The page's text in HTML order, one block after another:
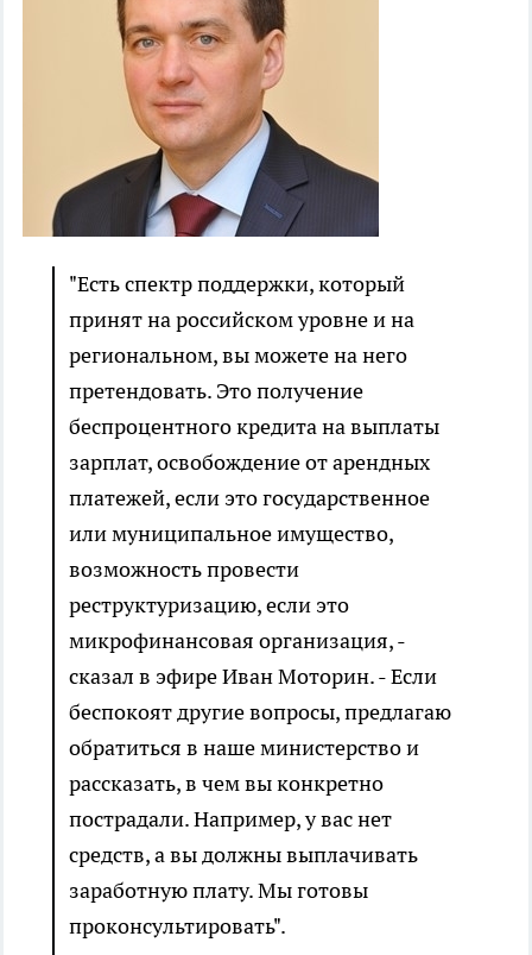
"Есть спектр поддержки, который
принят на российском уровне и на
региональном, вы можете на него
претендовать. Это получение
беспроцентного кредита на выплаты
зарплат, освобождение от арендных
платежей, если это государственное
или муниципальное имущество,
возможность провести
реструктуризацию, если это
микрофинансовая организация, -
сказал в эфире Иван Моторин. - Если
беспокоят другие вопросы, предлагаю
обратиться в наше министерство и
рассказать, в чем вы конкретно
пострадали. Например, у вас нет
средств, а вы должны выплачивать
заработную плату. Мы готовы
проконсультировать".